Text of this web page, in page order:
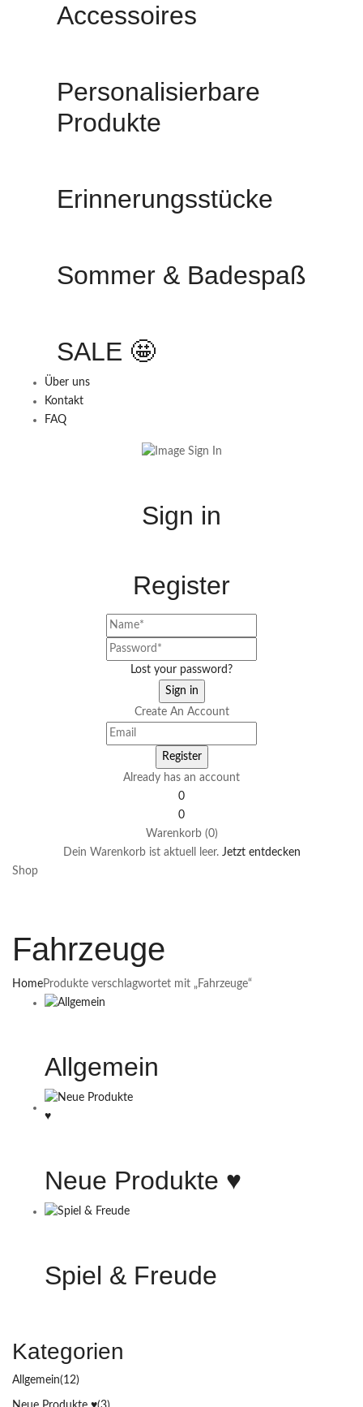
Accessoires
Personalisierbare
Produkte
Erinnerungsstücke
Sommer & Badespaß
SALE 🤩
Über uns
Kontakt
FAQ
Sign in
Register
Lost your password?
Create An Account
Already has an account
0
0
Warenkorb (0)
Dein Warenkorb ist aktuell leer. Jetzt entdecken
Shop
Fahrzeuge
HomeProdukte verschlagwortet mit „Fahrzeuge“
Allgemein
Neue Produkte ♥️
Spiel & Freude
Kategorien
Allgemein(12)